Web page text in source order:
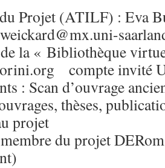
Projet (ATILF) : Eva
la « Bibliothèque
compte invité
: Scan d’ouvrage
thèses,
projet
du projet